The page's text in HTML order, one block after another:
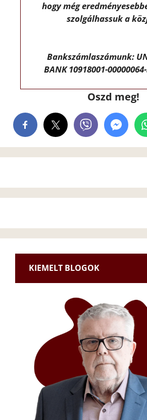
hogy még
szolgálhassuk a
Bankszámlaszámunk:
BANK 10918001-
Oszd meg!
KIEMELT BLOGOK